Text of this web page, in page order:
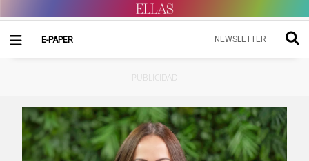
E-PAPER NEWSLETTER
PUBLICIDAD